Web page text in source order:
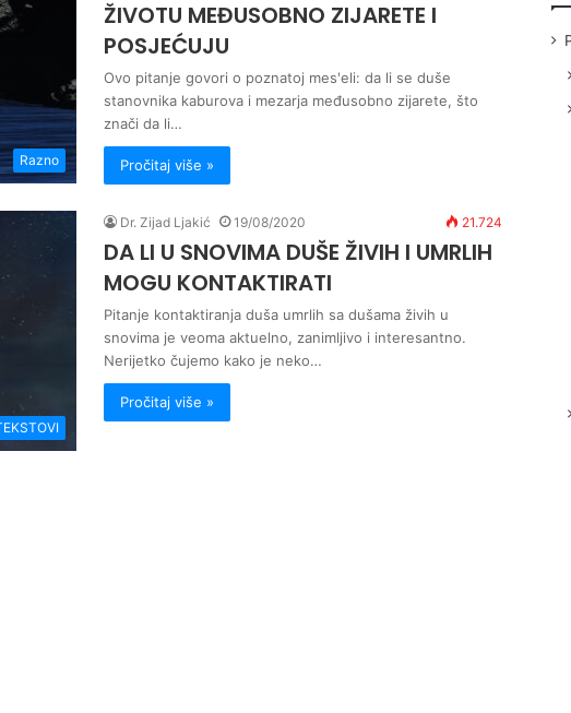
Razno
ŽIVOTU MEĐUSOBNO ZIJARETE I
POSJEĆUJU
Ovo pitanje govori o poznatoj mes'eli: da li se duše
stanovnika kaburova i mezarja međusobno zijarete, što
znači da li…
Pročitaj više »
Dr. Zijad Ljakić 19/08/2020 21.724
DA LI U SNOVIMA DUŠE ŽIVIH I UMRLIH
MOGU KONTAKTIRATI
Pitanje kontaktiranja duša umrlih sa dušama živih u
snovima je veoma aktuelno, zanimljivo i interesantno.
Nerijetko čujemo kako je neko…
Pročitaj više »